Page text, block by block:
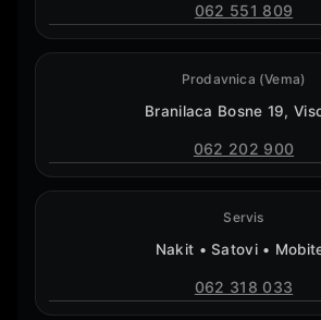
062 551 809
Prodavnica (Vema)
Branilaca Bosne 19,
062 202 900
Servis
Nakit • Satovi •
062 318 033